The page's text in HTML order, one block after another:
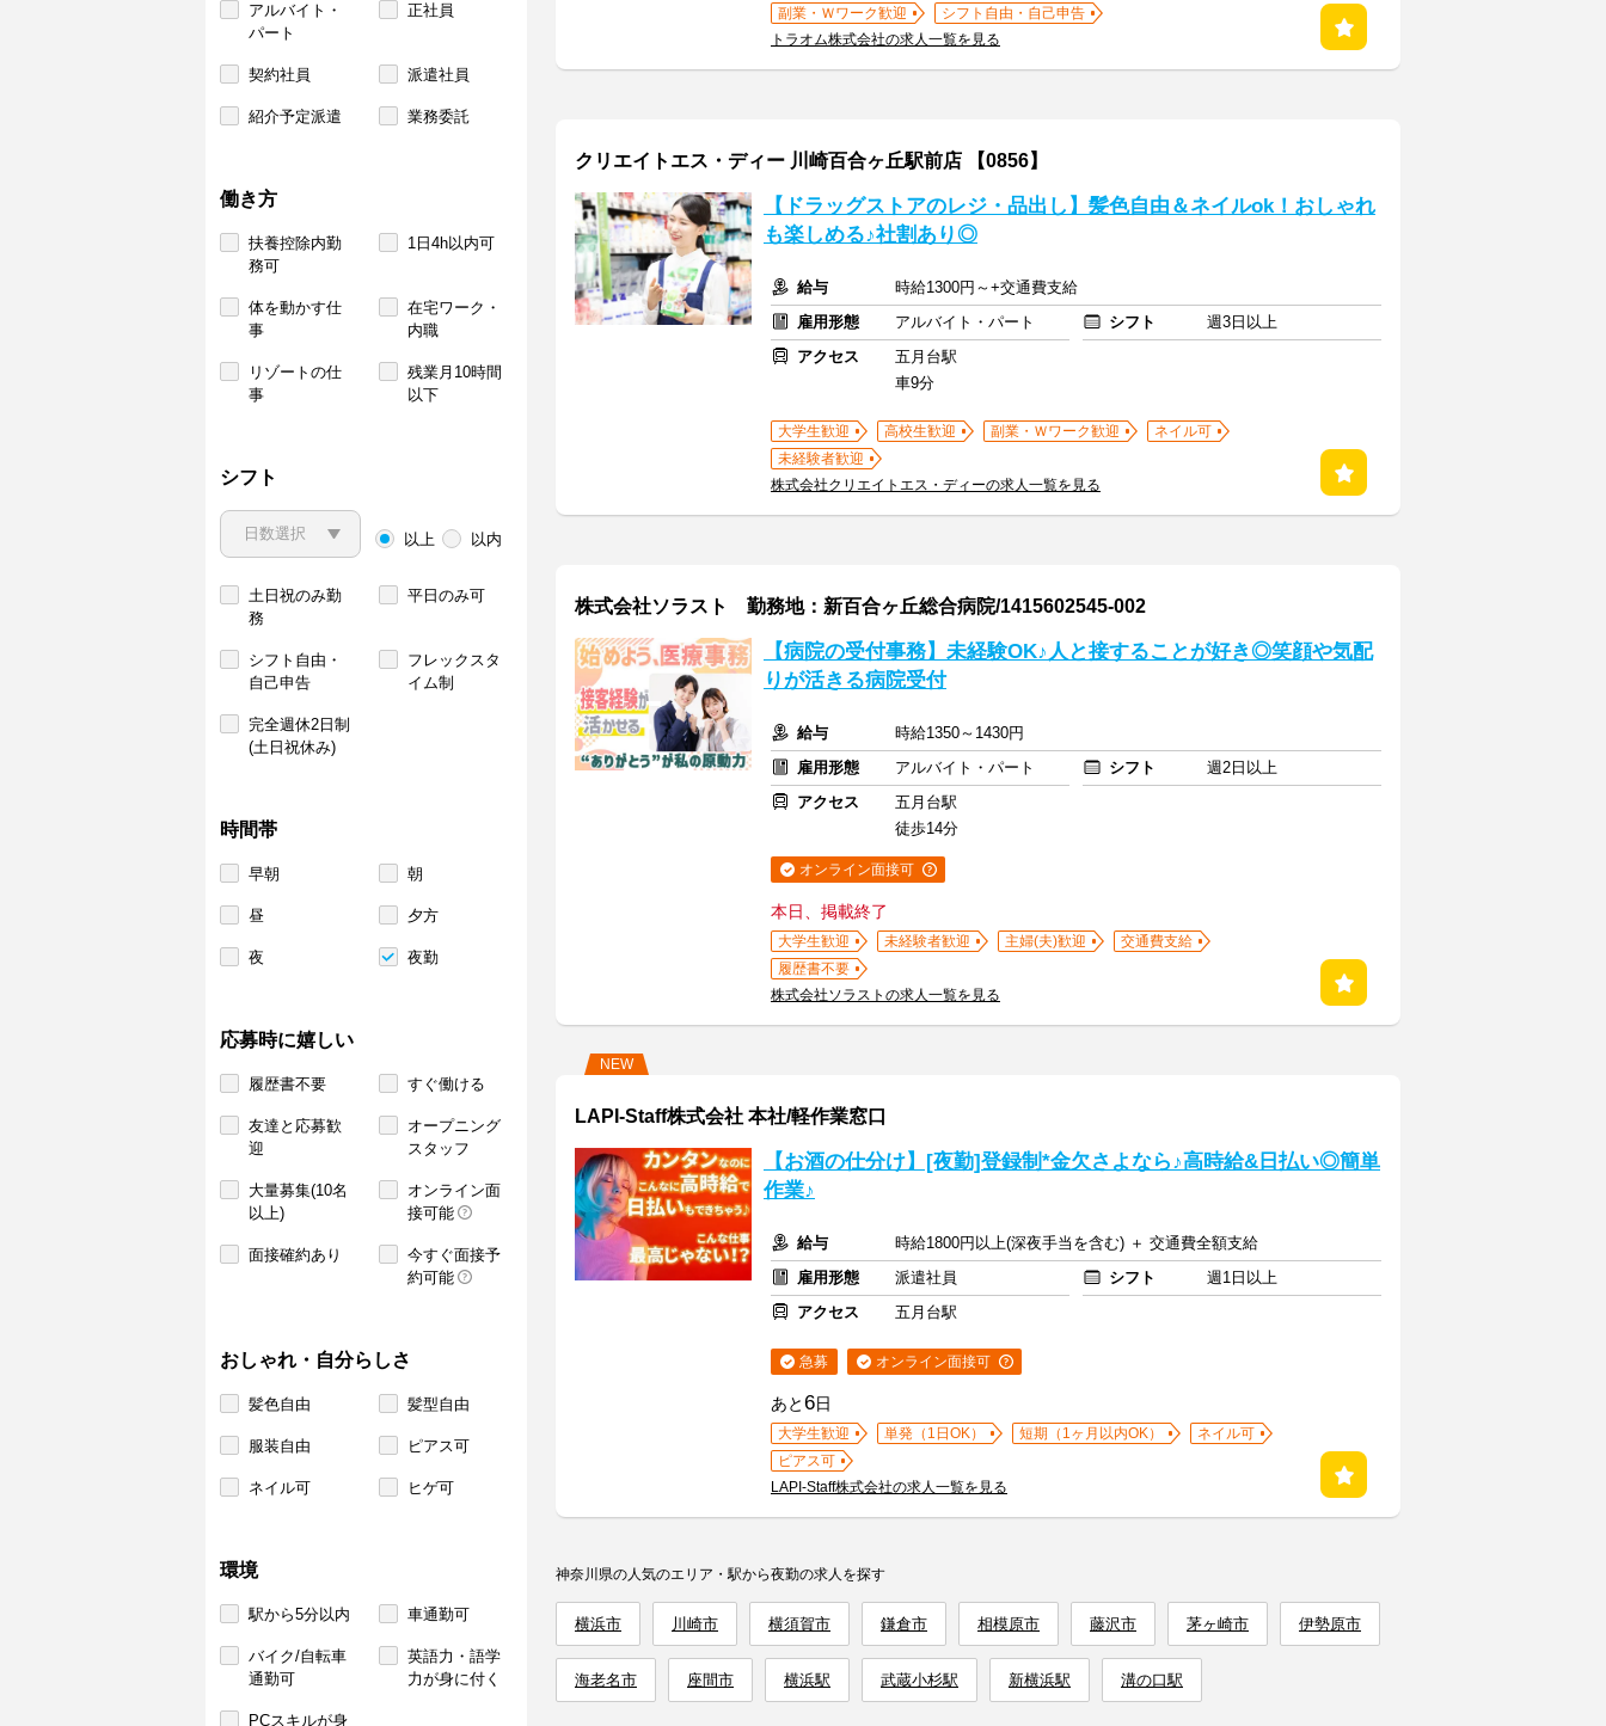
アルバイト・
パート
正社員
契約社員 派遣社員
紹介予定派遣 業務委託
働き方
扶養控除内勤
務可
1日4h以内可
体を動かす仕
事
在宅ワーク・
内職
リゾートの仕
事
残業月10時間
以下
シフト
以上 以内
土日祝のみ勤
務
平日のみ可
シフト自由・
自己申告
フレックスタ
イム制
完全週休2日制
(土日祝休み)
時間帯
早朝 朝
昼 夕方
夜 夜勤
応募時に嬉しい
履歴書不要 すぐ働ける
友達と応募歓
迎
オープニング
スタッフ
大量募集(10名
以上)
オンライン面
接可能
面接確約あり
今すぐ面接予
約可能
おしゃれ・自分らしさ
髪色自由 髪型自由
服装自由 ピアス可
ネイル可 ヒゲ可
環境
駅から5分以内 車通勤可
バイク/自転車
通勤可
英語力・語学
力が身に付く
PCスキルが身
副業・Ｗワーク歓迎
シフト自由・自己申告
トラオム株式会社の求人一覧を見る
クリエイトエス・ディー 川崎百合ヶ丘駅前店 【0856】
【ドラッグストアのレジ・品出し】髪色自由＆ネイルok！おしゃれ
も楽しめる♪社割あり◎
給与
時給1300円～+交通費支給
雇用形態
アルバイト・パート シフト
週3日以上
アクセス
五月台駅
車9分
大学生歓迎 高校生歓迎 副業・Ｗワーク歓迎
ネイル可
未経験者歓迎
株式会社クリエイトエス・ディーの求人一覧を見る
株式会社ソラスト 勤務地：新百合ヶ丘総合病院/1415602545-002
【病院の受付事務】未経験OK♪人と接することが好き◎笑顔や気配
りが活きる病院受付
給与
時給1350～1430円
雇用形態
アルバイト・パート シフト
週2日以上
アクセス
五月台駅
徒歩14分
オンライン面接可
本日、掲載終了
大学生歓迎 未経験者歓迎 主婦(夫)歓迎
交通費支給
履歴書不要
株式会社ソラストの求人一覧を見る
NEW
LAPI-Staff株式会社 本社/軽作業窓口
【お酒の仕分け】[夜勤]登録制*金欠さよなら♪高時給&日払い◎簡単
作業♪
給与
時給1800円以上(深夜手当を含む) ＋ 交通費全額支給
雇用形態
派遣社員 シフト
週1日以上
アクセス
五月台駅
急募 オンライン面接可
あと6日
大学生歓迎 単発（1日OK） 短期（1ヶ月以内OK）
ネイル可
ピアス可
LAPI-Staff株式会社の求人一覧を見る
神奈川県の人気のエリア・駅から夜勤の求人を探す
横浜市 川崎市 横須賀市 鎌倉市 相模原市 藤沢市 茅ヶ崎市 伊勢原市
海老名市 座間市 横浜駅 武蔵小杉駅 新横浜駅 溝の口駅